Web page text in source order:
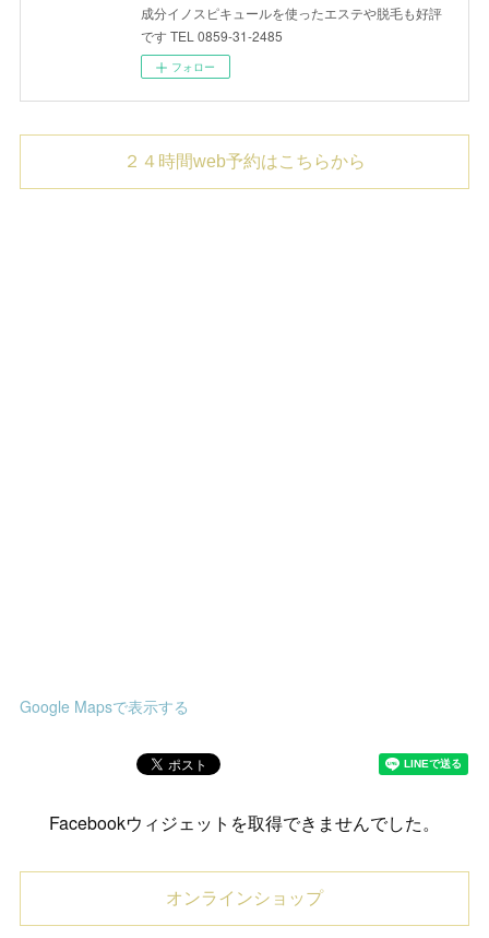
成分イノスピキュールを使ったエステや脱毛も好評
です TEL 0859-31-2485
フォロー
２４時間web予約はこちらから
Google Mapsで表示する
Facebookウィジェットを取得できませんでした。
オンラインショップ